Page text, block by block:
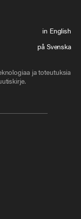
in English
på Svenska
ja toteutuksia